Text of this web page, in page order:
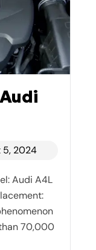
5, 2024
Audi A4L
70,000